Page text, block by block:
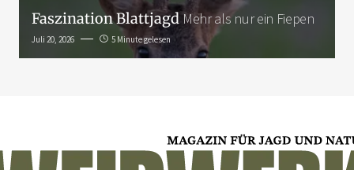
Faszination BlattjagdMehr als nur ein Fiepen
Juli 20, 2026 5 Minute gelesen